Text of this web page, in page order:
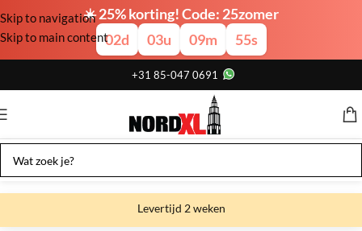
☀️ 25% korting! Code: 25zomer
02d 03u 09m 54s
Skip to navigation
Skip to main content
+31 85-047 0691
Levertijd 2 weken